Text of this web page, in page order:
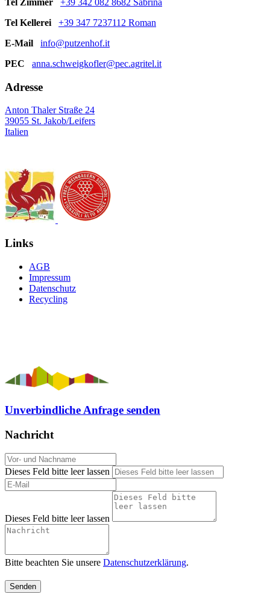
Tel Kellerei
+39 347 7237112 Roman
E-Mail
info@putzenhof.it
PEC
anna.schweigkofler@pec.agritel.it
Adresse
Anton Thaler Straße 24
39055 St. Jakob/Leifers
Italien
Links
AGB
Impressum
Datenschutz
Recycling
Unverbindliche Anfrage senden
Nachricht
Dieses Feld bitte leer lassen
Dieses Feld bitte leer lassen
Bitte beachten Sie unsere Datenschutzerklärung.
Senden